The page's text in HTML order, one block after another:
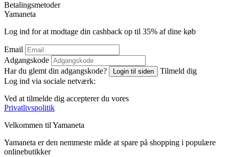
Betalingsmetoder
Yamaneta
Log ind for at modtage din cashback op til 35% af dine køb
Email
Adgangskode
Har du glemt din adgangskode?
Login til siden
Tilmeld dig
Log ind via sociale netværk:
Ved at tilmelde dig accepterer du vores
Privatlivspolitik
Velkommen til Yamaneta
Yamaneta er den nemmeste måde at spare på shopping i populære
onlinebutikker